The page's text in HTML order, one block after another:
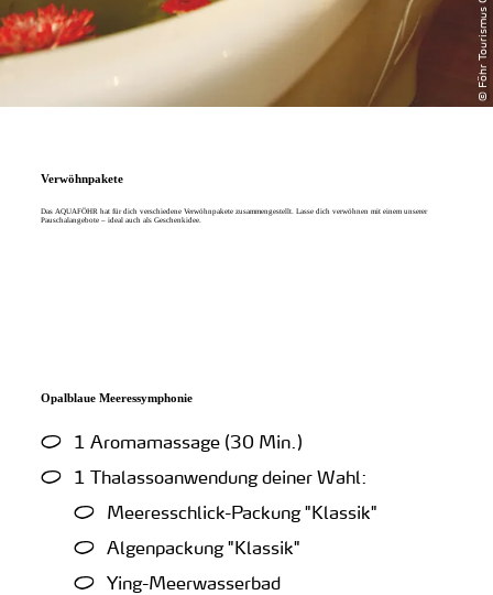
Verwöhnpakete
Das AQUAFÖHR hat für dich verschiedene Verwöhnpakete zusammengestellt. Lasse dich verwöhnen mit einem unserer
Pauschalangebote – ideal auch als Geschenkidee.
Opalblaue Meeressymphonie
1 Aromamassage (30 Min.)
1 Thalassoanwendung deiner Wahl:
Meeresschlick-Packung "Klassik"
Algenpackung "Klassik"
Ying-Meerwasserbad